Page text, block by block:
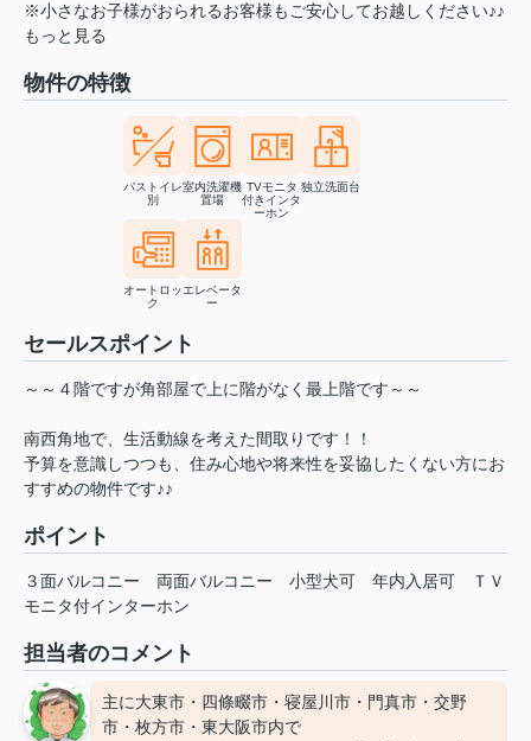
※小さなお子様がおられるお客様もご安心してお越しください♪♪
もっと見る
物件の特徴
バストイレ
別
室内洗濯機
置場
TVモニタ
付きインタ
ーホン
独立洗面台
オートロッ
ク
エレベータ
ー
セールスポイント
～～４階ですが角部屋で上に階がなく最上階です～～
南西角地で、生活動線を考えた間取りです！！
予算を意識しつつも、住み心地や将来性を妥協したくない方にお
すすめの物件です♪♪
ポイント
３面バルコニー 両面バルコニー 小型犬可 年内入居可
ＴＶ
モニタ付インターホン
担当者のコメント
主に大東市・四條畷市・寝屋川市・門真市・交野
市・枚方市・東大阪市内で